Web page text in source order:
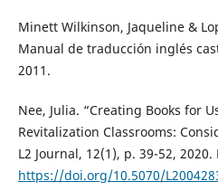
Minett Wilkinson, Jaqueline &
Manual de traducción inglés
2011.
Nee, Julia. “Creating Books for
Revitalization Classrooms:
L2 Journal, 12(1), p. 39-52, 2020.
https://doi.org/10.5070/